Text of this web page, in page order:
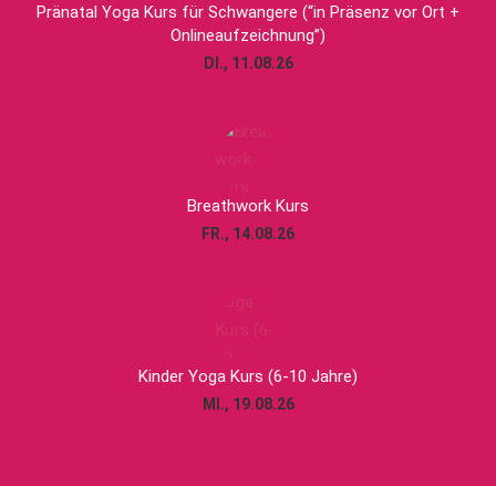
Pränatal Yoga Kurs für Schwangere (“in Präsenz vor Ort +
Onlineaufzeichnung”)
DI., 11.08.26
Breathwork Kurs
FR., 14.08.26
Kinder Yoga Kurs (6-10 Jahre)
MI., 19.08.26